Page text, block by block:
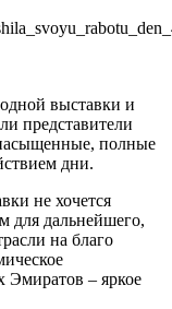
выставки и
представители
полные
дни.
не хочется
для дальнейшего,
на благо
Эмиратов – яркое